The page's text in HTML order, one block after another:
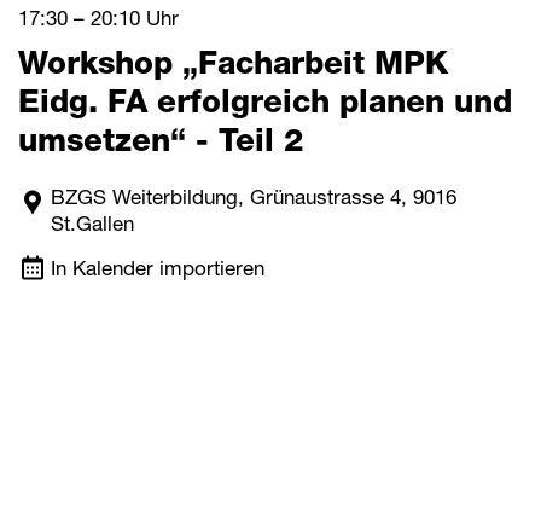
17:30 – 20:10 Uhr
Workshop „Facharbeit MPK
Eidg. FA erfolgreich planen und
umsetzen“ - Teil 2
BZGS Weiterbildung, Grünaustrasse 4, 9016
St.Gallen
In Kalender importieren